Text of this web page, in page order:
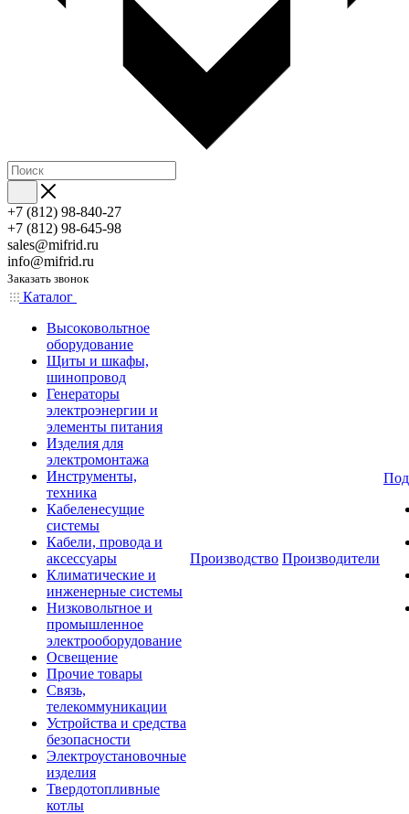
+7 (812) 98-840-27
+7 (812) 98-645-98
sales@mifrid.ru
info@mifrid.ru
Заказать звонок
Каталог
Высоковольтное
оборудование
Щиты и шкафы,
шинопровод
Генераторы
электроэнергии и
элементы питания
Изделия для
электромонтажа
Инструменты,
техника
Кабеленесущие
системы
Кабели, провода и
аксессуары
Климатические и
инженерные системы
Низковольтное и
промышленное
электрооборудование
Освещение
Прочие товары
Связь,
телекоммуникации
Устройства и средства
безопасности
Электроустановочные
изделия
Твердотопливные
котлы
Производство Производители